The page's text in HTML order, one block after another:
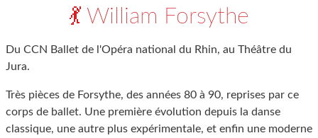
💃 William Forsythe
Du CCN Ballet de l'Opéra national du Rhin, au Théâtre du
Jura.
Très pièces de Forsythe, des années 80 à 90, reprises par ce
corps de ballet. Une première évolution depuis la danse
classique, une autre plus expérimentale, et enfin une moderne